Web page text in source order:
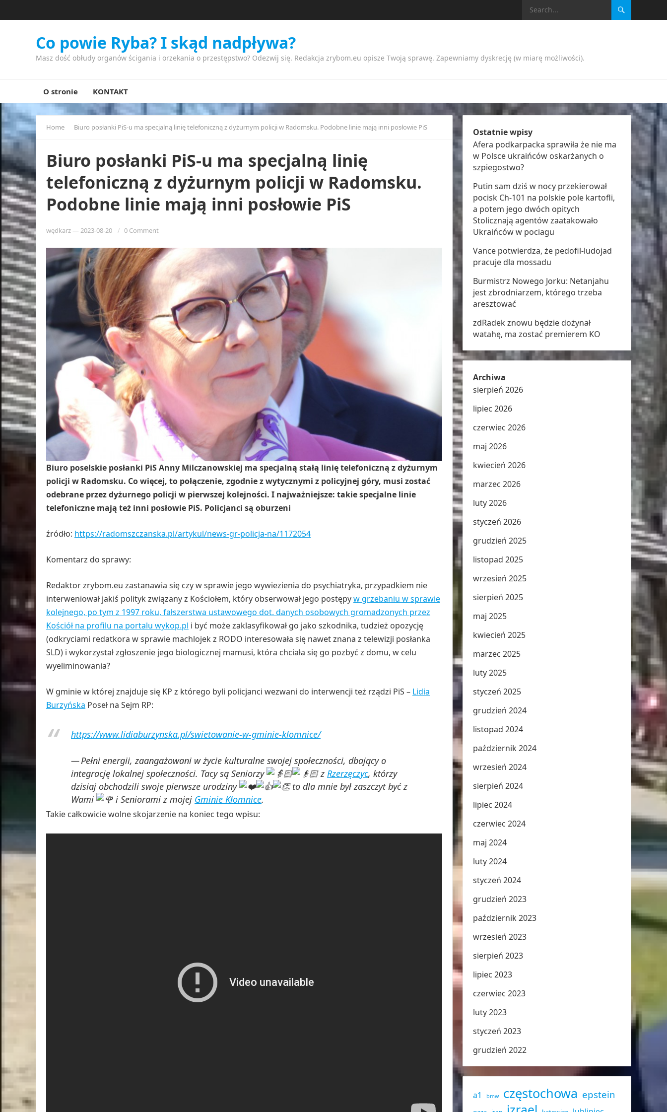
Co powie Ryba? I skąd nadpływa?
Masz dość obłudy organów ścigania i orzekania o przestępstwo? Odezwij się. Redakcja zrybom.eu opisze Twoją sprawę. Zapewniamy dyskrecję (w miarę możliwości).
O stronie KONTAKT
Home Biuro posłanki PiS-u ma specjalną linię telefoniczną z dyżurnym policji w Radomsku. Podobne linie mają inni posłowie PiS
Biuro posłanki PiS-u ma specjalną linię
telefoniczną z dyżurnym policji w Radomsku.
Podobne linie mają inni posłowie PiS
wędkarz—2023-08-20 0 Comment
Biuro poselskie posłanki PiS Anny Milczanowskiej ma specjalną stałą linię telefoniczną z dyżurnym
policji w Radomsku. Co więcej, to połączenie, zgodnie z wytycznymi z policyjnej góry, musi zostać
odebrane przez dyżurnego policji w pierwszej kolejności. I najważniejsze: takie specjalne linie
telefoniczne mają też inni posłowie PiS. Policjanci są oburzeni
źródło: https://radomszczanska.pl/artykul/news-gr-policja-na/1172054
Komentarz do sprawy:
Redaktor zrybom.eu zastanawia się czy w sprawie jego wywiezienia do psychiatryka, przypadkiem nie
interweniował jakiś polityk związany z Kościołem, który obserwował jego postępyw grzebaniu w sprawie
kolejnego, po tym z 1997 roku, fałszerstwa ustawowego dot. danych osobowych gromadzonych przez
Kościół na profilu na portalu wykop.pl i być może zaklasyfikował go jako szkodnika, tudzież opozycję
(odkryciami redatkora w sprawie machlojek z RODO interesowała się nawet znana z telewizji posłanka
SLD) i wykorzystał zgłoszenie jego biologicznej mamusi, która chciała się go pozbyć z domu, w celu
wyeliminowania?
W gminie w której znajduje się KP z którego byli policjanci wezwani do interwencji też rządzi PiS – Lidia
Burzyńska Poseł na Sejm RP:
https://www.lidiaburzynska.pl/swietowanie-w-gminie-klomnice/
Pełni energii, zaangażowani w życie kulturalne swojej społeczności, dbający o
integrację lokalnej społeczności. Tacy są Seniorzy
z Rzerzęczyc, którzy
dzisiaj obchodzili swoje pierwsze urodziny
to dla mnie był zaszczyt być z
Wami
i Seniorami z mojej Gminie Kłomnice.
Takie całkowicie wolne skojarzenie na koniec tego wpisu:
Ostatnie wpisy
Afera podkarpacka sprawiła że nie ma
w Polsce ukraińców oskarżanych o
szpiegostwo?
Putin sam dziś w nocy przekierował
pocisk Ch-101 na polskie pole kartofli,
a potem jego dwóch opitych
Stolicznają agentów zaatakowało
Ukraińców w pociagu
Vance potwierdza, że pedofil-ludojad
pracuje dla mossadu
Burmistrz Nowego Jorku: Netanjahu
jest zbrodniarzem, którego trzeba
aresztować
zdRadek znowu będzie dożynał
watahę, ma zostać premierem KO
Archiwa
sierpień 2026
lipiec 2026
czerwiec 2026
maj 2026
kwiecień 2026
marzec 2026
luty 2026
styczeń 2026
grudzień 2025
listopad 2025
wrzesień 2025
sierpień 2025
maj 2025
kwiecień 2025
marzec 2025
luty 2025
styczeń 2025
grudzień 2024
listopad 2024
październik 2024
wrzesień 2024
sierpień 2024
lipiec 2024
czerwiec 2024
maj 2024
luty 2024
styczeń 2024
grudzień 2023
październik 2023
wrzesień 2023
sierpień 2023
lipiec 2023
czerwiec 2023
luty 2023
styczeń 2023
grudzień 2022
a1 bmw częstochowa epstein